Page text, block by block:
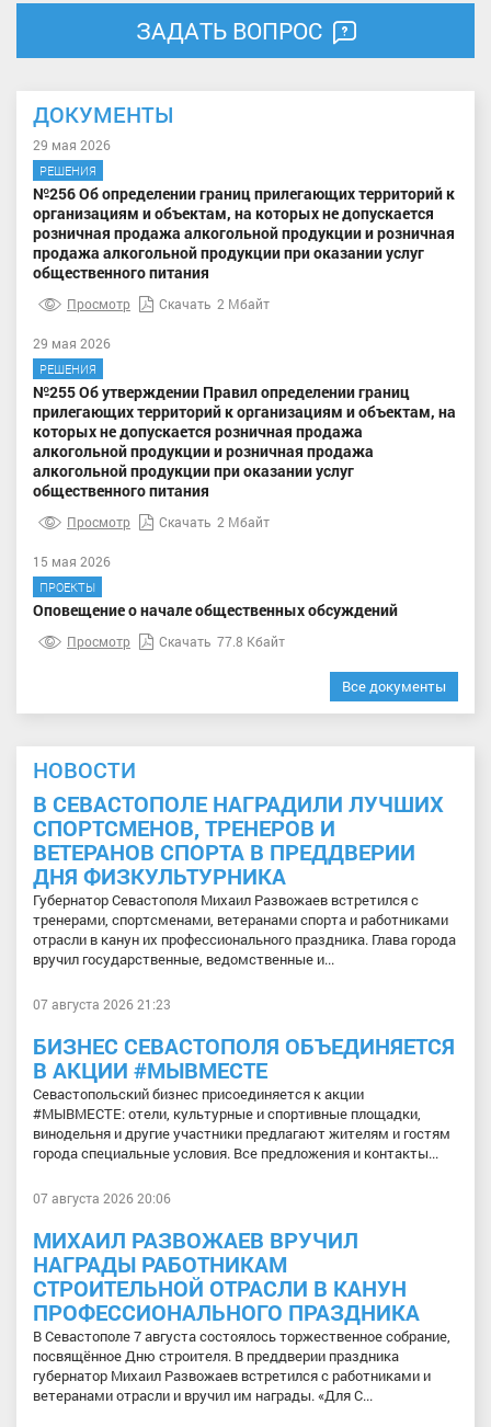
ЗАДАТЬ ВОПРОС
ДОКУМЕНТЫ
29 мая 2026
РЕШЕНИЯ
№256 Об определении границ прилегающих территорий к
организациям и объектам, на которых не допускается
розничная продажа алкогольной продукции и розничная
продажа алкогольной продукции при оказании услуг
общественного питания
Просмотр Скачать 2 Мбайт
29 мая 2026
РЕШЕНИЯ
№255 Об утверждении Правил определении границ
прилегающих территорий к организациям и объектам, на
которых не допускается розничная продажа
алкогольной продукции и розничная продажа
алкогольной продукции при оказании услуг
общественного питания
Просмотр Скачать 2 Мбайт
15 мая 2026
ПРОЕКТЫ
Оповещение о начале общественных обсуждений
Просмотр Скачать 77.8 Кбайт
Все документы
НОВОСТИ
В СЕВАСТОПОЛЕ НАГРАДИЛИ ЛУЧШИХ
СПОРТСМЕНОВ, ТРЕНЕРОВ И
ВЕТЕРАНОВ СПОРТА В ПРЕДДВЕРИИ
ДНЯ ФИЗКУЛЬТУРНИКА
Губернатор Севастополя Михаил Развожаев встретился с
тренерами, спортсменами, ветеранами спорта и работниками
отрасли в канун их профессионального праздника. Глава города
вручил государственные, ведомственные и...
07 августа 2026 21:23
БИЗНЕС СЕВАСТОПОЛЯ ОБЪЕДИНЯЕТСЯ
В АКЦИИ #МЫВМЕСТЕ
Севастопольский бизнес присоединяется к акции
#МЫВМЕСТЕ: отели, культурные и спортивные площадки,
винодельня и другие участники предлагают жителям и гостям
города специальные условия. Все предложения и контакты...
07 августа 2026 20:06
МИХАИЛ РАЗВОЖАЕВ ВРУЧИЛ
НАГРАДЫ РАБОТНИКАМ
СТРОИТЕЛЬНОЙ ОТРАСЛИ В КАНУН
ПРОФЕССИОНАЛЬНОГО ПРАЗДНИКА
В Севастополе 7 августа состоялось торжественное собрание,
посвящённое Дню строителя. В преддверии праздника
губернатор Михаил Развожаев встретился с работниками и
ветеранами отрасли и вручил им награды. «Для С...